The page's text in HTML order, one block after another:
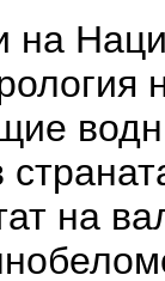
на
на